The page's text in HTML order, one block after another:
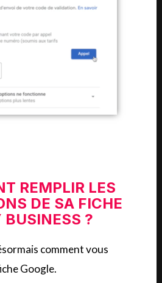
REMPLIR LES
DE SA FICHE
BUSINESS ?
comment vous
Google.